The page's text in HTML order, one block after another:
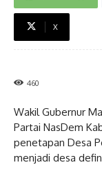
X
460
Wakil Gubernur
Partai NasDem
penetapan Desa
menjadi desa